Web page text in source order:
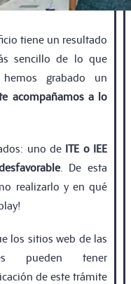
tiene un resultado
sencillo de lo que
hemos grabado un
acompañamos a lo
uno de ITE o IEE
. De esta
realizarlo y en qué
los sitios web de las
pueden tener
de este trámite